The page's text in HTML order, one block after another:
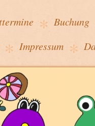
Buchung
Impressum